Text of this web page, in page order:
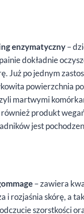
enzymatyczny–
dokładnie
Już po jednym
powierzchnia
martwymi
również produkt
jest
– zawiera
i rozjaśnia skórę, a
szorstkości